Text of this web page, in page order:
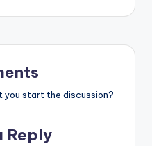
you start the discussion?
Reply